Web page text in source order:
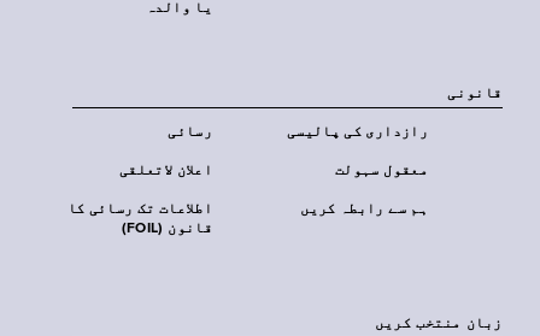
یا والدہ
قانونی
رسائی رازداری کی پالیسی
اعلان لاتعلقی معقول سہولت
اطلاعات تک رسائی کا
قانون (FOIL)
ہم سے رابطہ کریں
زبان منتخب کریں